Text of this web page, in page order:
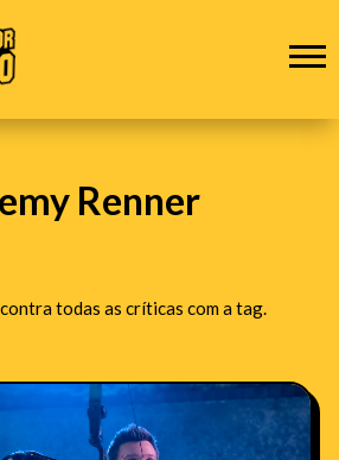
Renner
todas as críticas com a tag.